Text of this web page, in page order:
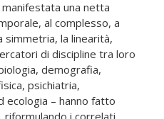
una netta
al complesso, a
la linearità,
di discipline tra loro
demografia,
psichiatria,
ecologia – hanno fatto